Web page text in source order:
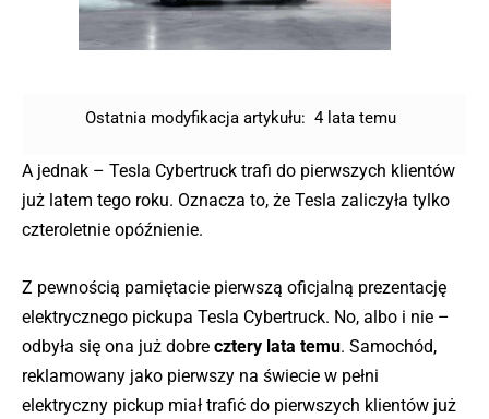
Ostatnia modyfikacja artykułu: 4 lata temu
A jednak – Tesla Cybertruck trafi do pierwszych klientów
już latem tego roku. Oznacza to, że Tesla zaliczyła tylko
czteroletnie opóźnienie.
Z pewnością pamiętacie pierwszą oficjalną prezentację
elektrycznego pickupa Tesla Cybertruck. No, albo i nie –
odbyła się ona już dobre cztery lata temu. Samochód,
reklamowany jako pierwszy na świecie w pełni
elektryczny pickup miał trafić do pierwszych klientów już